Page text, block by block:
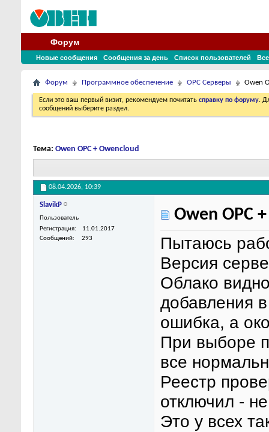
Форум
Новые сообщения Сообщения за день Список пользователей
Форум Программное обеспечение OPC Серверы Owen
Если это ваш первый визит, рекомендуем почитать справку по форуму.
сообщений выберите раздел.
Тема: Owen OPC + Owencloud
08.04.2026, 10:39
SlavikP
Пользователь
Регистрация
11.01.2017
Сообщений
293
Owen OPC
Пытаюсь
Версия
Облако
добавления
ошибка, а
При выборе
все
Реестр
отключил -
Это у всех